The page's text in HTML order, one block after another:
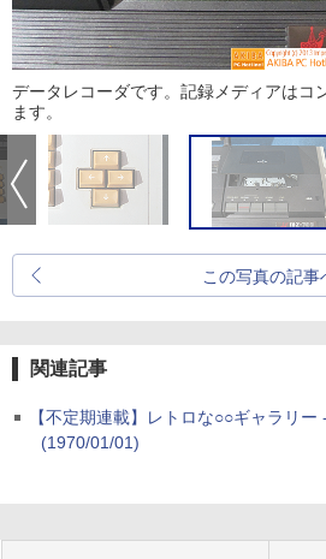
データレコーダです。記録メディアはコ
ます。
この写真の記事
関連記事
【不定期連載】レトロな○○ギャラリー
(1970/01/01)